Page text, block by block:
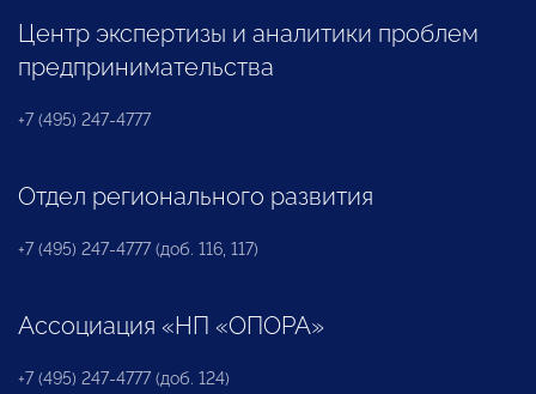
Центр экспертизы и аналитики проблем
предпринимательства
+7 (495) 247-4777
Отдел регионального развития
+7 (495) 247-4777 (доб. 116, 117)
Ассоциация «НП «ОПОРА»
+7 (495) 247-4777 (доб. 124)